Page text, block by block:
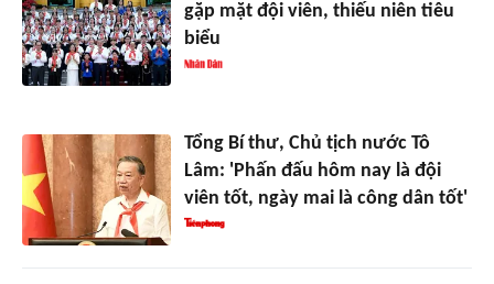
gặp mặt đội viên, thiếu niên tiêu
biểu
Tổng Bí thư, Chủ tịch nước Tô
Lâm: 'Phấn đấu hôm nay là đội
viên tốt, ngày mai là công dân tốt'